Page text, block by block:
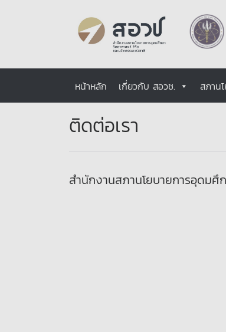
หน้าหลัก เกี่ยวกับ สอวช. สภาน
ติดต่อเรา
สำนักงานสภานโยบายการอุดม